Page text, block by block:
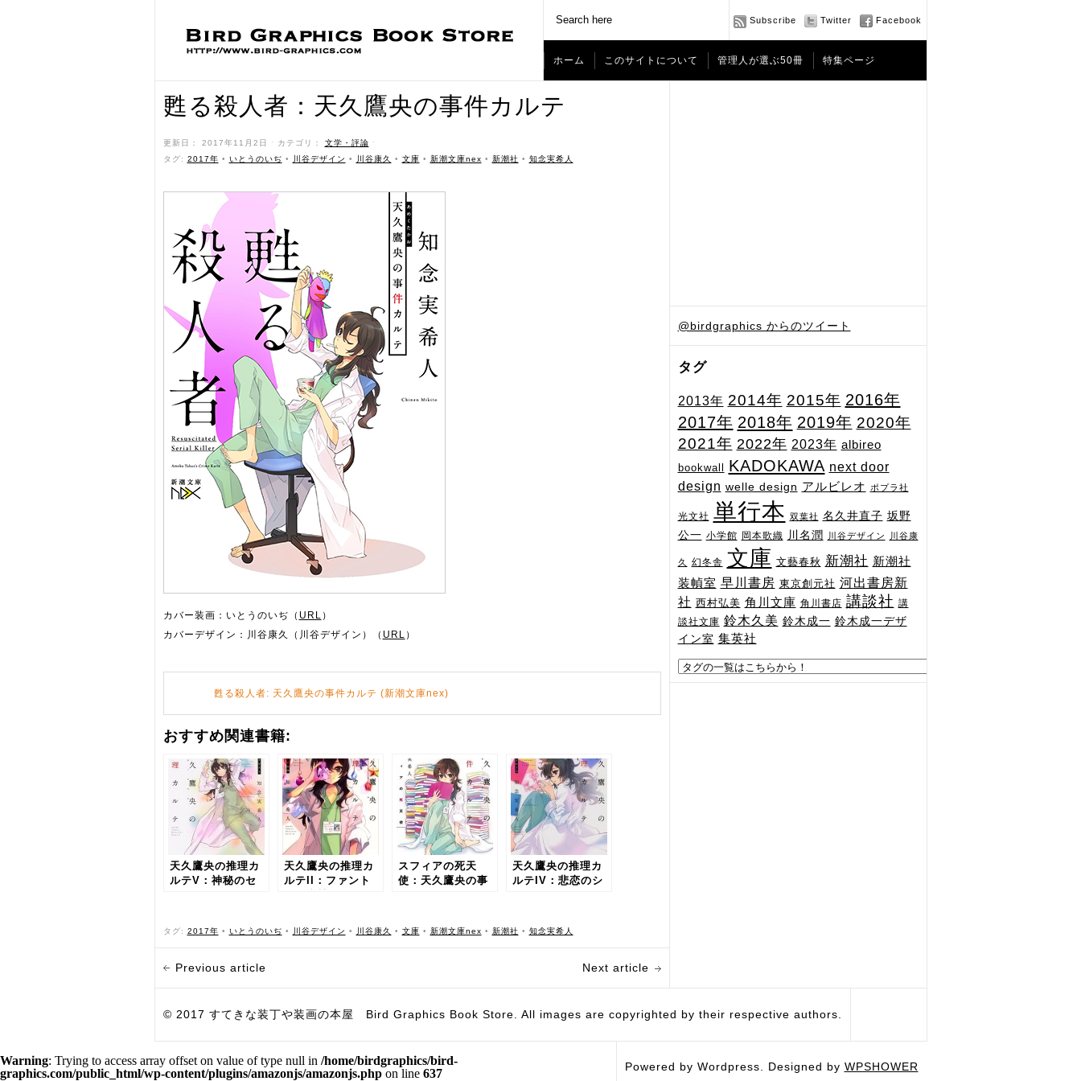
Subscribe Twitter Facebook
ホーム このサイトについて 管理人が選ぶ50冊 特集ページ
@birdgraphics からのツイート
タグ
2013年 2014年 2015年 2016年
2017年 2018年 2019年 2020年
2021年 2022年 2023年 albireo
bookwall KADOKAWA next door
design welle design アルビレオ ポプラ社
光文社 単行本 双葉社 名久井直子 坂野
公一 小学館 岡本歌織 川名潤 川谷デザイン 川谷康
久 幻冬舎 文庫 文藝春秋 新潮社 新潮社
装幀室 早川書房 東京創元社 河出書房新
社 西村弘美 角川文庫 角川書店 講談社 講
談社文庫 鈴木久美 鈴木成一 鈴木成一デザ
イン室 集英社
甦る殺人者：天久鷹央の事件カルテ
更新日： 2017年11月2日 ˑ カテゴリ： 文学・評論 ˑ
タグ: 2017年 • いとうのいぢ • 川谷デザイン • 川谷康久 • 文庫 • 新潮文庫nex • 新潮社 • 知念実希人
カバー装画：いとうのいぢ（ URL ）
カバーデザイン：川谷康久（川谷デザイン）（ URL ）
甦る殺人者: 天久鷹央の事件カルテ (新潮文庫nex)
おすすめ関連書籍:
天久鷹央の推理カ
ルテV：神秘のセ
天久鷹央の推理カ
ルテII：ファント
スフィアの死天
使：天久鷹央の事
天久鷹央の推理カ
ルテIV：悲恋のシ
タグ: 2017年 • いとうのいぢ • 川谷デザイン • 川谷康久 • 文庫 • 新潮文庫nex • 新潮社 • 知念実希人
Previous article Next article
© 2017 すてきな装丁や装画の本屋 Bird Graphics Book Store. All images are copyrighted by their respective authors.
Powered by Wordpress. Designed by WPSHOWER
Warning: Trying to access array offset on value of type null in /home/birdgraphics/bird-
graphics.com/public_html/wp-content/plugins/amazonjs/amazonjs.php on line 637